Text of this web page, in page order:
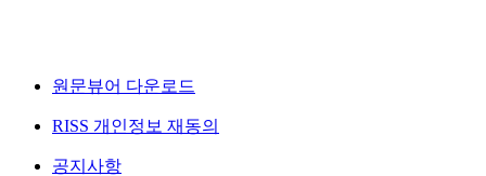
원문뷰어 다운로드
RISS 개인정보 재동의
공지사항